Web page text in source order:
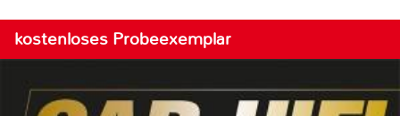
kostenloses Probeexemplar